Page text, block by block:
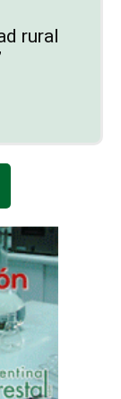
rural